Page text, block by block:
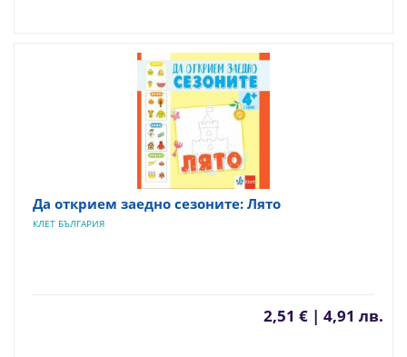
Да открием заедно сезоните: Лято
КЛЕТ БЪЛГАРИЯ
2,51 € | 4,91 лв.